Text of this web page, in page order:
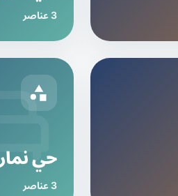
3 عناصر
حي نمار
3 عناصر